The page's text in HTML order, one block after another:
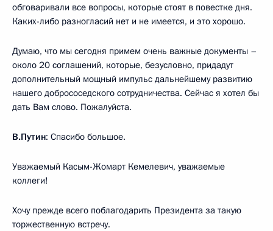
обговаривали все вопросы, которые стоят в повестке дня.
Каких-либо разногласий нет и не имеется, и это хорошо.
Думаю, что мы сегодня примем очень важные документы –
около 20 соглашений, которые, безусловно, придадут
дополнительный мощный импульс дальнейшему развитию
нашего добрососедского сотрудничества. Сейчас я хотел бы
дать Вам слово. Пожалуйста.
В.Путин: Спасибо большое.
Уважаемый Касым-Жомарт Кемелевич, уважаемые
коллеги!
Хочу прежде всего поблагодарить Президента за такую
торжественную встречу.